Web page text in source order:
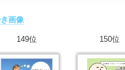
画像
149位 150位